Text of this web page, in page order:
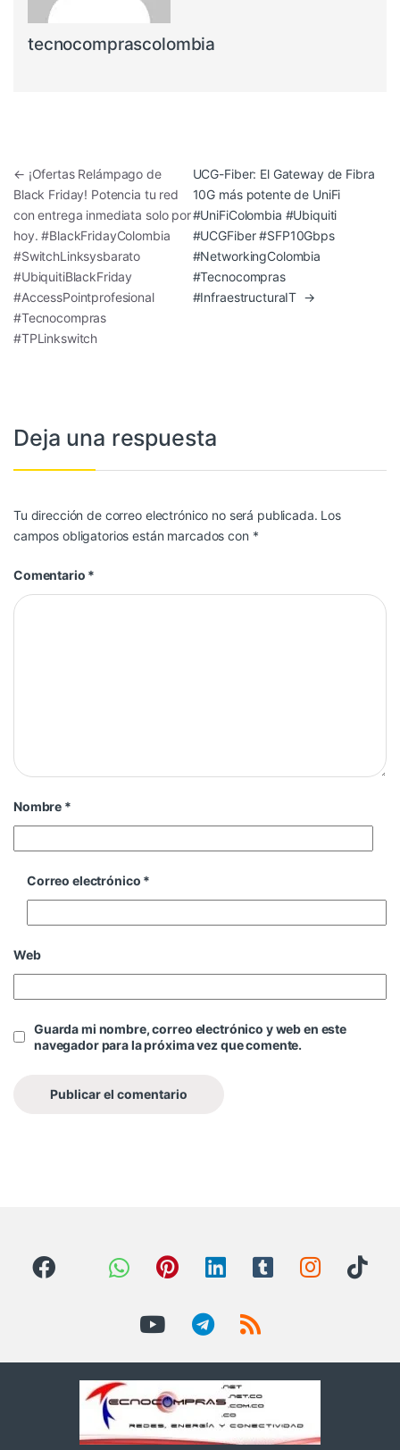
tecnocomprascolombia
Navegación de entradas
← ¡Ofertas Relámpago de
Black Friday! Potencia tu red
con entrega inmediata solo por
hoy. #BlackFridayColombia
#SwitchLinksysbarato
#UbiquitiBlackFriday
#AccessPointprofesional
#Tecnocompras
#TPLinkswitch
UCG-Fiber: El Gateway de Fibra
10G más potente de UniFi
#UniFiColombia #Ubiquiti
#UCGFiber #SFP10Gbps
#NetworkingColombia
#Tecnocompras
#InfraestructuraIT →
Deja una respuesta
Tu dirección de correo electrónico no será publicada. Los
campos obligatorios están marcados con *
Comentario *
Nombre *
Correo electrónico *
Web
Guarda mi nombre, correo electrónico y web en este
navegador para la próxima vez que comente.